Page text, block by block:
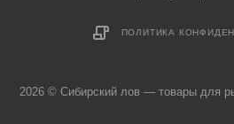
ПОЛИТИКА
2026 © Сибирский лов — товары для